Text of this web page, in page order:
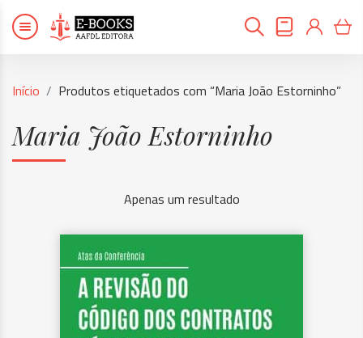
Início Produtos etiquetados com “Maria João Estorninho”
Maria João Estorninho
Apenas um resultado